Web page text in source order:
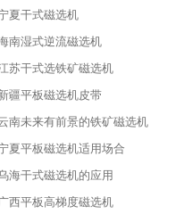
夏干式磁选机
南湿式逆流磁选机
苏干式选铁矿磁选机
疆平板磁选机皮带
南未来有前景的铁矿磁选机
夏平板磁选机适用场合
海干式磁选机的应用
西平板高梯度磁选机